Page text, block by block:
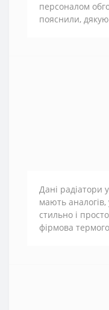
персоналом
пояснили,
Дані радіатори
мають
стильно і
фірмова